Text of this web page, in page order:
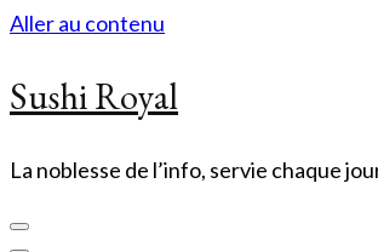
Aller au contenu
Sushi Royal
La noblesse de l’info, servie chaque